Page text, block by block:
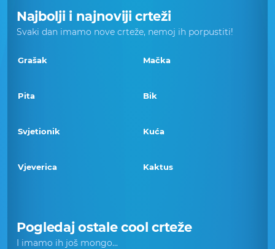
Najbolji i najnoviji crteži
Svaki dan imamo nove crteže, nemoj ih porpustiti!
Grašak Mačka
Pita Bik
Svjetionik Kuća
Vjeverica Kaktus
Pogledaj ostale cool crteže
I imamo ih još mongo...